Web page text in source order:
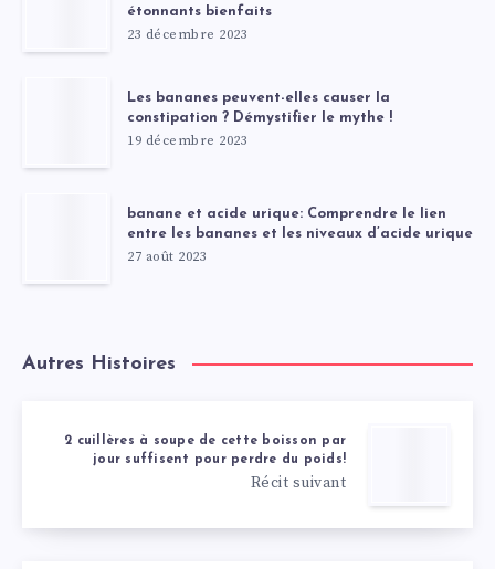
étonnants bienfaits
23 décembre 2023
Les bananes peuvent-elles causer la
constipation ? Démystifier le mythe !
19 décembre 2023
banane et acide urique: Comprendre le lien
entre les bananes et les niveaux d’acide urique
27 août 2023
Autres Histoires
2 cuillères à soupe de cette boisson par
jour suffisent pour perdre du poids!
Récit suivant